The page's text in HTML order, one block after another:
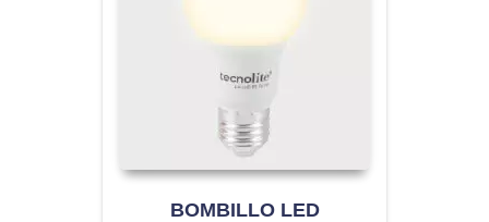
BOMBILLO LED